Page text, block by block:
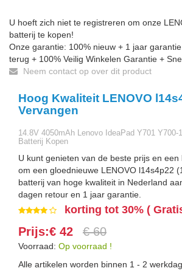
U hoeft zich niet te registreren om onze
batterij te kopen!
Onze garantie: 100% nieuw + 1 jaar
terug + 100% Veilig Winkelen Garantie +
Neem contact op over dit product
Hoog Kwaliteit LENOVO
Vervangen
14.8V 4050mAh Lenovo IdeaPad Y701 Y700-
Batterij Kopen
U kunt genieten van de beste prijs en
om een gloednieuwe LENOVO l14s4p22
batterij van hoge kwaliteit in Nederland
dagen retour en 1 jaar garantie.
korting tot 30% (
Prijs:€ 42 € 60
Voorraad: Op voorraad !
Alle artikelen worden binnen 1 - 2